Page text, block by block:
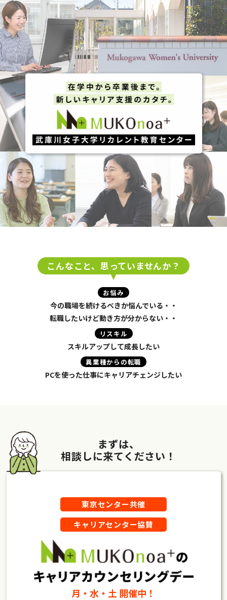
こんなこと、思っていませんか？
お悩み
今の職場を続けるべきか悩んでいる・・
転職したいけど動き方が分からない・・
リスキル
スキルアップして成長したい
異業種からの転職
PCを使った仕事にキャリアチェンジしたい
まずは、
相談しに来てください！
東京センター共催
キャリアセンター協賛
月・水・土 開催中！